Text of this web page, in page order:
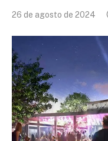
26 de agosto de 2024